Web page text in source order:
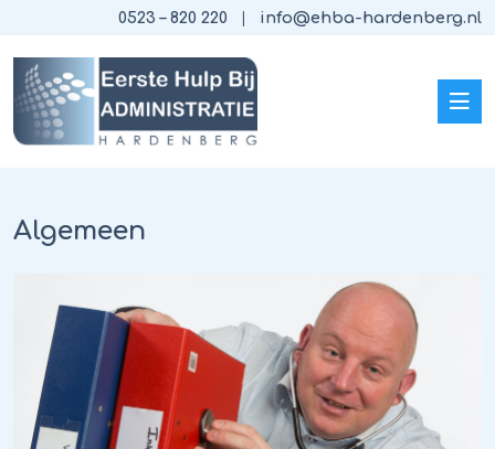
0523 – 820 220 info@ehba-hardenberg.nl
Algemeen